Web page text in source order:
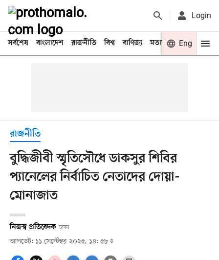
Login
সর্বশেষ বাংলাদেশ রাজনীতি বিশ্ব বাণিজ্য মতামত খেলা
Eng
রাজনীতি
বুদ্ধিজীবী স্মৃতিসৌধে ডাকসুর শিবির
প্যানেলের নির্বাচিত নেতাদের দোয়া-
মোনাজাত
নিজস্ব প্রতিবেদক ঢাকা
আপডেট: ১১ সেপ্টেম্বর ২০২৫, ১৪: ৫৮